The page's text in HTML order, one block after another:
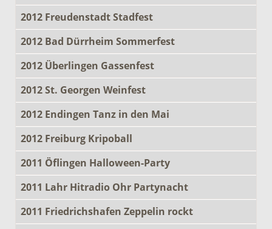
2012 Freudenstadt Stadfest
2012 Bad Dürrheim Sommerfest
2012 Überlingen Gassenfest
2012 St. Georgen Weinfest
2012 Endingen Tanz in den Mai
2012 Freiburg Kripoball
2011 Öflingen Halloween-Party
2011 Lahr Hitradio Ohr Partynacht
2011 Friedrichshafen Zeppelin rockt